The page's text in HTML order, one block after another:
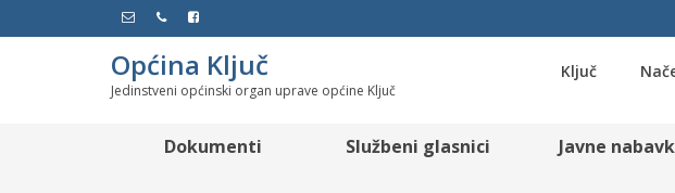
Općina Ključ
Jedinstveni općinski organ uprave općine Ključ
Ključ
Dokumenti Službeni glasnici Javne